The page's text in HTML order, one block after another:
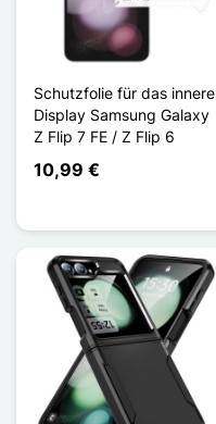
Schutzfolie für das innere
Display Samsung Galaxy
Z Flip 7 FE / Z Flip 6
10,99 €